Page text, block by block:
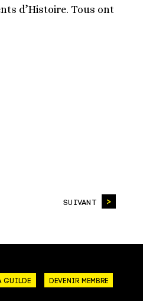
d’Histoire. Tous ont
SUIVANT
GUILDE DEVENIR MEMBRE